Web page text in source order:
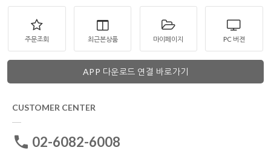
주문조회 최근본상품 마이페이지 PC 버젼
APP 다운로드 연결 바로가기
CUSTOMER CENTER
02-6082-6008